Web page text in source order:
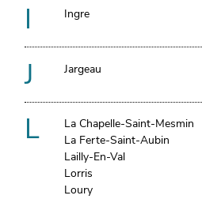
I Ingre
J Jargeau
L
La Chapelle-Saint-Mesmin
La Ferte-Saint-Aubin
Lailly-En-Val
Lorris
Loury